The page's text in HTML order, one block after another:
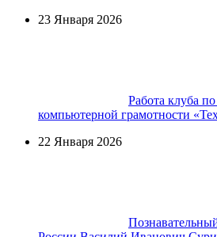
23 Января 2026
Работа клуба
компьютерной грамотности
22 Января 2026